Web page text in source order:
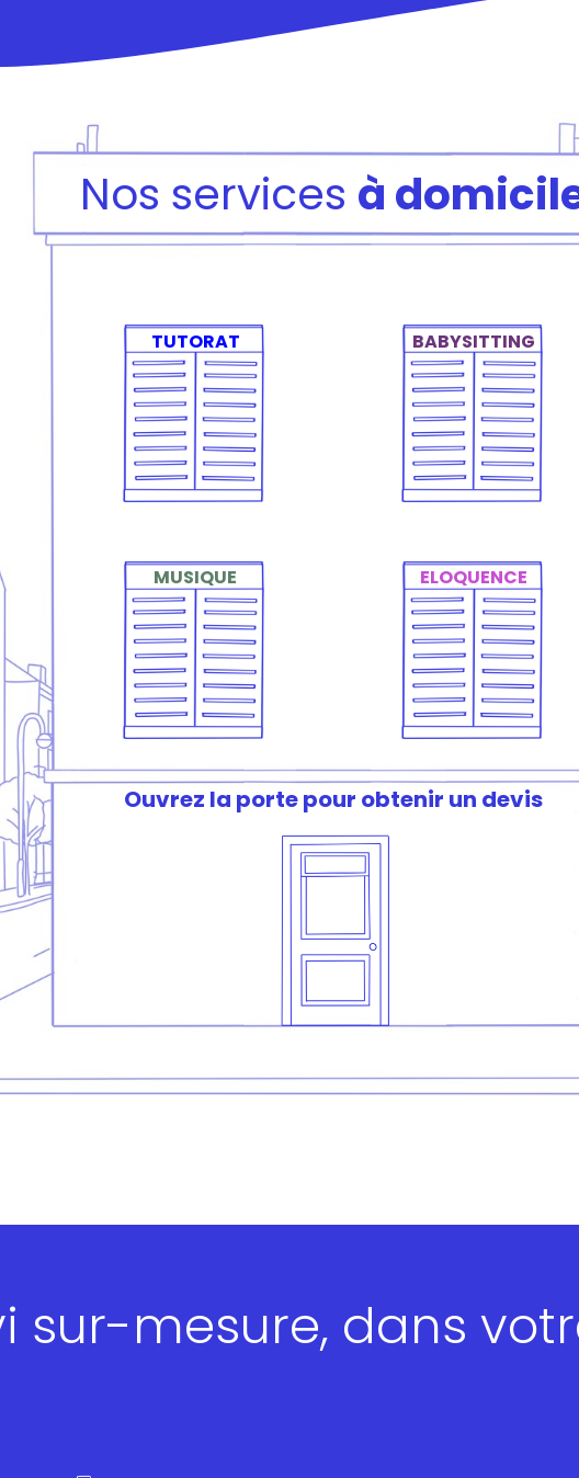
Nos services à
TUTORAT
Un accompagnement
sérieux pour que votre
enfant progresse et
retrouve confiance
BABYSITTING
Devoirs, goûter, jeux,
un cadre rassurant et
épanouissant pour
votre enfant.
MUSIQUE
Piano, guitare, violon…
Le tuteur transmet le
plaisir de jouer dès
les premières notes
ELOQUENCE
Un entraînement
concret, bienveillant
et motivant pour
réussir ses oraux et
gagner en aisance.
Ouvrez la porte pour obtenir un devis
sur-mesure, dans